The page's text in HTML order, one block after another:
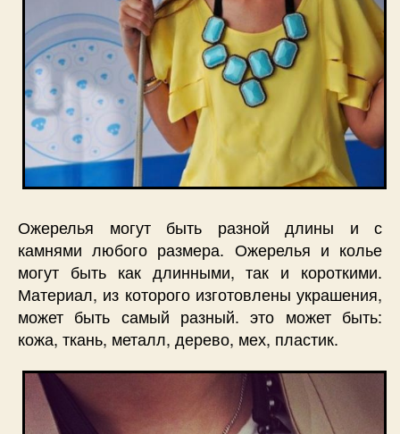
Ожерелья могут быть разной длины и с
камнями любого размера. Ожерелья и колье
могут быть как длинными, так и короткими.
Материал, из которого изготовлены украшения,
может быть самый разный. это может быть:
кожа, ткань, металл, дерево, мех, пластик.